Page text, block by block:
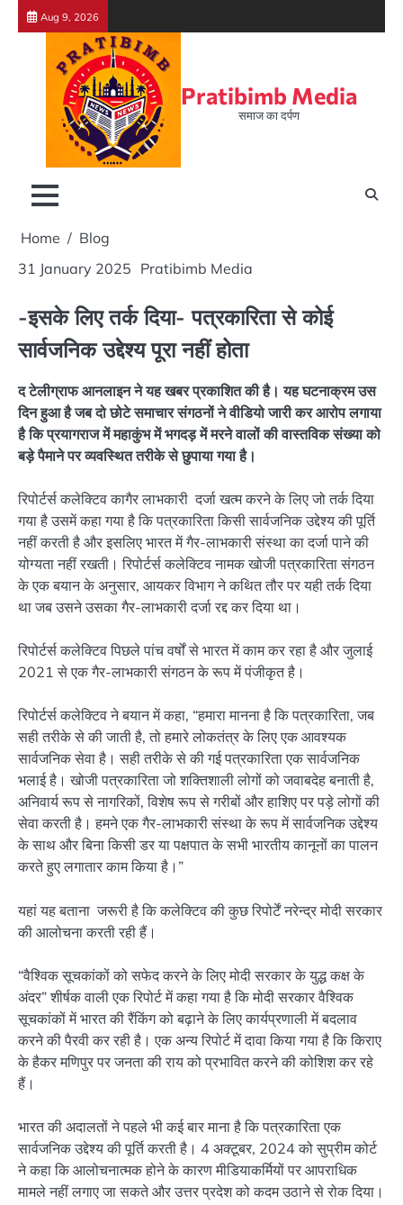
Skip
Aug 9, 2026
Pratibimb Media
समाज का दर्पण
Home
Blog
31 January 2025 Pratibimb Media
-इसके लिए तर्क दिया- पत्रकारिता से कोई
सार्वजनिक उद्देश्य पूरा नहीं होता
द टेलीग्राफ आनलाइन ने यह खबर प्रकाशित की है। यह घटनाक्रम उस
दिन हुआ है जब दो छोटे समाचार संगठनों ने वीडियो जारी कर आरोप लगाया
है कि प्रयागराज में महाकुंभ में भगदड़ में मरने वालों की वास्तविक संख्या को
बड़े पैमाने पर व्यवस्थित तरीके से छुपाया गया है।
रिपोर्टर्स कलेक्टिव कागैर लाभकारी दर्जा खत्म करने के लिए जो तर्क दिया
गया है उसमें कहा गया है कि पत्रकारिता किसी सार्वजनिक उद्देश्य की पूर्ति
नहीं करती है और इसलिए भारत में गैर-लाभकारी संस्था का दर्जा पाने की
योग्यता नहीं रखती। रिपोर्टर्स कलेक्टिव नामक खोजी पत्रकारिता संगठन
के एक बयान के अनुसार, आयकर विभाग ने कथित तौर पर यही तर्क दिया
था जब उसने उसका गैर-लाभकारी दर्जा रद्द कर दिया था।
रिपोर्टर्स कलेक्टिव पिछले पांच वर्षों से भारत में काम कर रहा है और जुलाई
2021 से एक गैर-लाभकारी संगठन के रूप में पंजीकृत है।
रिपोर्टर्स कलेक्टिव ने बयान में कहा, “हमारा मानना ​​है कि पत्रकारिता, जब
सही तरीके से की जाती है, तो हमारे लोकतंत्र के लिए एक आवश्यक
सार्वजनिक सेवा है। सही तरीके से की गई पत्रकारिता एक सार्वजनिक
भलाई है। खोजी पत्रकारिता जो शक्तिशाली लोगों को जवाबदेह बनाती है,
अनिवार्य रूप से नागरिकों, विशेष रूप से गरीबों और हाशिए पर पड़े लोगों की
सेवा करती है। हमने एक गैर-लाभकारी संस्था के रूप में सार्वजनिक उद्देश्य
के साथ और बिना किसी डर या पक्षपात के सभी भारतीय कानूनों का पालन
करते हुए लगातार काम किया है।”
यहां यह बताना जरूरी है कि कलेक्टिव की कुछ रिपोर्टें नरेन्द्र मोदी सरकार
की आलोचना करती रही हैं।
“वैश्विक सूचकांकों को सफेद करने के लिए मोदी सरकार के युद्ध कक्ष के
अंदर” शीर्षक वाली एक रिपोर्ट में कहा गया है कि मोदी सरकार वैश्विक
सूचकांकों में भारत की रैंकिंग को बढ़ाने के लिए कार्यप्रणाली में बदलाव
करने की पैरवी कर रही है। एक अन्य रिपोर्ट में दावा किया गया है कि किराए
के हैकर मणिपुर पर जनता की राय को प्रभावित करने की कोशिश कर रहे
हैं।
भारत की अदालतों ने पहले भी कई बार माना है कि पत्रकारिता एक
सार्वजनिक उद्देश्य की पूर्ति करती है। 4 अक्टूबर, 2024 को सुप्रीम कोर्ट
ने कहा कि आलोचनात्मक होने के कारण मीडियाकर्मियों पर आपराधिक
मामले नहीं लगाए जा सकते और उत्तर प्रदेश को कदम उठाने से रोक दिया।